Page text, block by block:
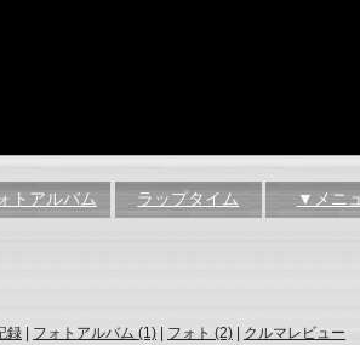
トアルバム ラップタイム ▼メニ
録 フォトアルバム (1) フォト (2)
クルマレビュー